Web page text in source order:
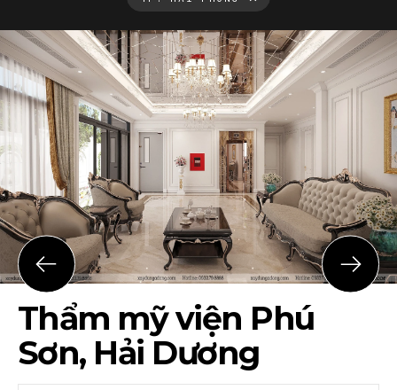
Thông tin luôn cập nhật
Xu hướng thiết kế nội thất mới nhất tại Việt Nam và trên thế
giới
Họ tên *
Thẩm mỹ viện Phú
Sơn, Hải Dương